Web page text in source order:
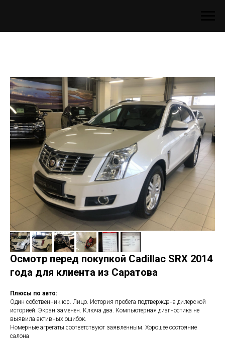
Осмотр перед покупкой Cadillac SRX 2014
года для клиента из Саратова
Плюсы по авто:
Один собственник юр. Лицо. История пробега подтверждена дилерской
историей. Экран заменен. Ключа два. Компьютерная диагностика не
выявила активных ошибок.
Номерные агрегаты соответствуют заявленным. Хорошее состояние
салона